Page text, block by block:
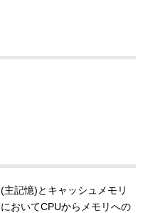
主記憶)とキャッシュメモリ
おいてCPUからメモリへの